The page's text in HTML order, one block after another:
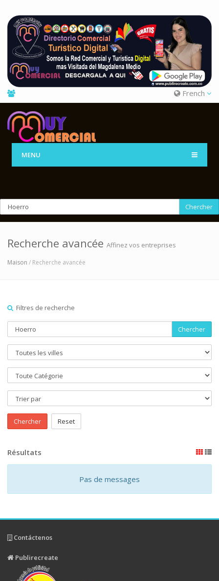
French
MENU
Chercher
Recherche avancée Affinez vos entreprises
Maison / Recherche avancée
Filtres de recherche
Chercher
Chercher Reset
Résultats
Pas de messages
Contáctenos
Publirecreate